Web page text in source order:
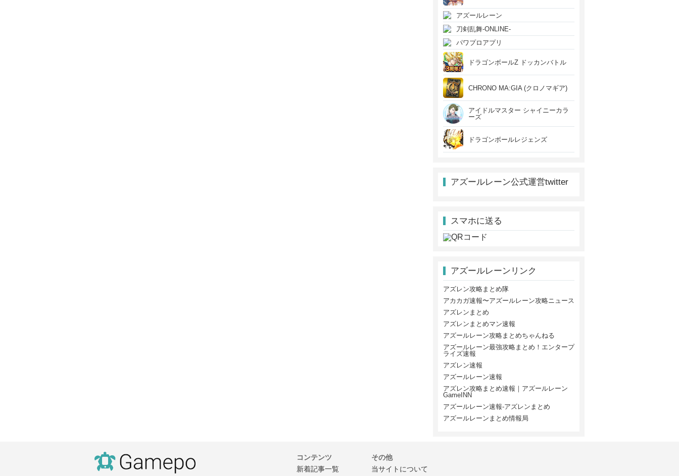
アズールレーン
刀剣乱舞-ONLINE-
パワプロアプリ
ドラゴンボールZ ドッカンバトル
CHRONO MA:GIA (クロノマギア)
アイドルマスター シャイニーカラ
ーズ
ドラゴンボールレジェンズ
アズールレーン公式運営twitter
スマホに送る
アズールレーンリンク
アズレン攻略まとめ隊
アカカガ速報〜アズールレーン攻略ニュース
アズレンまとめ
アズレンまとめマン速報
アズールレーン攻略まとめちゃんねる
アズールレーン最強攻略まとめ！エンタープ
ライズ速報
アズレン速報
アズールレーン速報
アズレン攻略まとめ速報｜アズールレーン
GameINN
アズールレーン速報-アズレンまとめ
アズールレーンまとめ情報局
コンテンツ
新着記事一覧
その他
当サイトについて